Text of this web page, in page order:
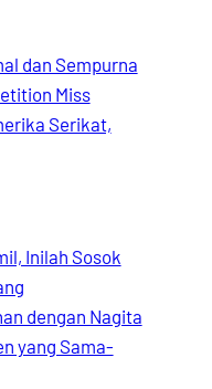
dan Sempurna
Miss
Serikat,
Inilah Sosok
dengan Nagita
yang Sama-